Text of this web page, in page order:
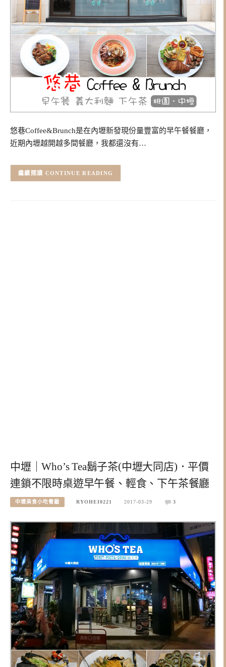
悠巷Coffee&Brunch是在內壢新發現份量豐富的早午餐餐廳，
近期內壢越開越多間餐廳，我都還沒有…
CONTINUE READING
中壢｜Who’s Tea鬍子茶(中壢大同店)．平價
連鎖不限時桌遊早午餐、輕食、下午茶餐廳
中壢美食小吃餐廳 RYOHEI0221 2017-03-29 3